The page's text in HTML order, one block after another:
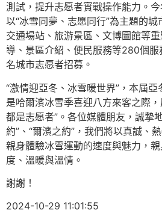
測試，提升志愿者實戰操作能力。
以“冰雪同夢、志愿同行”為主題的
交通場站、旅游景區、文博圖館等
導、景區介紹、便民服務等280個
名城市志愿者招募。
“激情迎亞冬、冰雪暖世界”，本屆
是哈爾濱冰雪季喜迎八方來客之際
都是志愿者”。各位媒體朋友，誠摯
約”、“爾濱之約”，我們將以真誠、
親身體驗冰雪運動的速度與魅力，
度、溫暖與溫情。
謝謝！
2024-10-29 11:01:55